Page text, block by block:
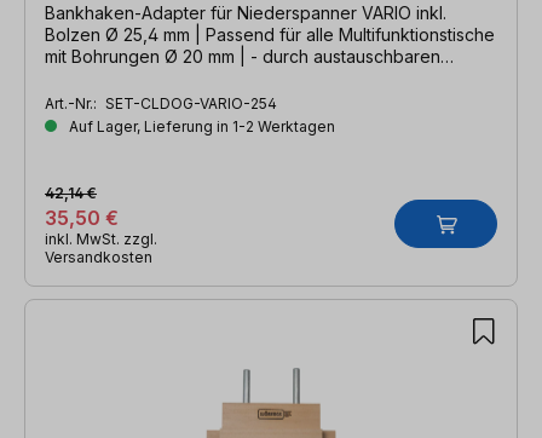
Bankhaken-Adapter für Niederspanner VARIO inkl.
Bolzen Ø 25,4 mm | Passend für alle Multifunktionstische
mit Bohrungen Ø 20 mm | - durch austauschbaren
Art.-Nr.: SET-CLDOG-VARIO-254
Auf Lager, Lieferung in 1-2 Werktagen
35,50 €
42,14 €
inkl. MwSt. zzgl.
Versandkosten